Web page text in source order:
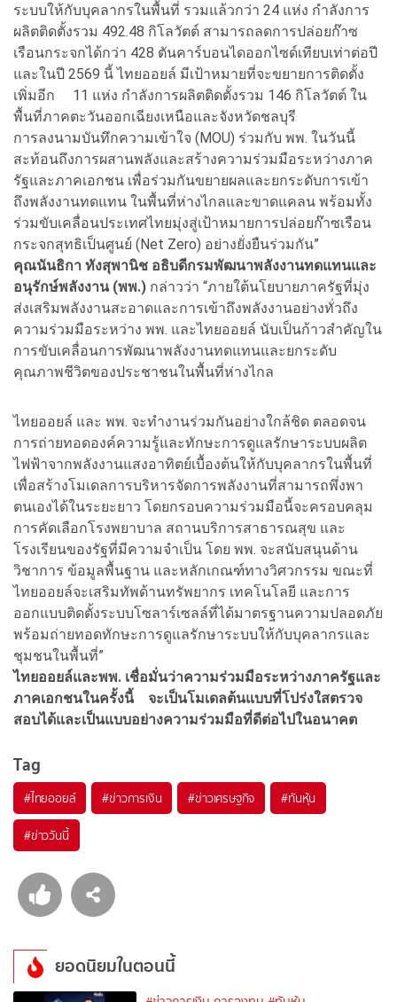
ระบบให้กับบุคลากรในพื้นที่ รวมแล้วกว่า 24 แห่ง กำลังการ
ผลิตติดตั้งรวม 492.48 กิโลวัตต์ สามารถลดการปล่อยก๊าซ
เรือนกระจกได้กว่า 428 ตันคาร์บอนไดออกไซด์เทียบเท่าต่อปี
และในปี 2569 นี้ ไทยออยล์ มีเป้าหมายที่จะขยายการติดตั้ง
เพิ่มอีก 11 แห่ง กำลังการผลิตติดตั้งรวม 146 กิโลวัตต์ ใน
พื้นที่ภาคตะวันออกเฉียงเหนือและจังหวัดชลบุรี
การลงนามบันทึกความเข้าใจ (MOU) ร่วมกับ พพ. ในวันนี้
สะท้อนถึงการผสานพลังและสร้างความร่วมมือระหว่างภาค
รัฐและภาคเอกชน เพื่อร่วมกันขยายผลและยกระดับการเข้า
ถึงพลังงานทดแทน ในพื้นที่ห่างไกลและขาดแคลน พร้อมทั้ง
ร่วมขับเคลื่อนประเทศไทยมุ่งสู่เป้าหมายการปล่อยก๊าซเรือน
กระจกสุทธิเป็นศูนย์ (Net Zero) อย่างยั่งยืนร่วมกัน”
คุณนันธิกา ทังสุพานิช อธิบดีกรมพัฒนาพลังงานทดแทนและ
อนุรักษ์พลังงาน (พพ.) กล่าวว่า “ภายใต้นโยบายภาครัฐที่มุ่ง
ส่งเสริมพลังงานสะอาดและการเข้าถึงพลังงานอย่างทั่วถึง
ความร่วมมือระหว่าง พพ. และไทยออยล์ นับเป็นก้าวสำคัญใน
การขับเคลื่อนการพัฒนาพลังงานทดแทนและยกระดับ
คุณภาพชีวิตของประชาชนในพื้นที่ห่างไกล
ไทยออยล์ และ พพ. จะทำงานร่วมกันอย่างใกล้ชิด ตลอดจน
การถ่ายทอดองค์ความรู้และทักษะการดูแลรักษาระบบผลิต
ไฟฟ้าจากพลังงานแสงอาทิตย์เบื้องต้นให้กับบุคลากรในพื้นที่
เพื่อสร้างโมเดลการบริหารจัดการพลังงานที่สามารถพึ่งพา
ตนเองได้ในระยะยาว โดยกรอบความร่วมมือนี้จะครอบคลุม
การคัดเลือกโรงพยาบาล สถานบริการสาธารณสุข และ
โรงเรียนของรัฐที่มีความจำเป็น โดย พพ. จะสนับสนุนด้าน
วิชาการ ข้อมูลพื้นฐาน และหลักเกณฑ์ทางวิศวกรรม ขณะที่
ไทยออยล์จะเสริมทัพด้านทรัพยากร เทคโนโลยี และการ
ออกแบบติดตั้งระบบโซลาร์เซลล์ที่ได้มาตรฐานความปลอดภัย
พร้อมถ่ายทอดทักษะการดูแลรักษาระบบให้กับบุคลากรและ
ชุมชนในพื้นที่”
ไทยออยล์และพพ. เชื่อมั่นว่าความร่วมมือระหว่างภาครัฐและ
ภาคเอกชนในครั้งนี้ จะเป็นโมเดลต้นแบบที่โปร่งใสตรวจ
สอบได้และเป็นแบบอย่างความร่วมมือที่ดีต่อไปในอนาคต
Tag
#ไทยออยล์ #ข่าวการเงิน #ข่าวเศรษฐกิจ #ทันหุ้น
#ข่าววันนี้
ยอดนิยมในตอนนี้